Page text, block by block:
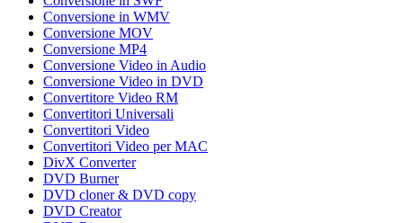
Conversione in WMV
Conversione MOV
Conversione MP4
Conversione Video in Audio
Conversione Video in DVD
Convertitore Video RM
Convertitori Universali
Convertitori Video
Convertitori Video per MAC
DivX Converter
DVD Burner
DVD cloner & DVD copy
DVD Creator